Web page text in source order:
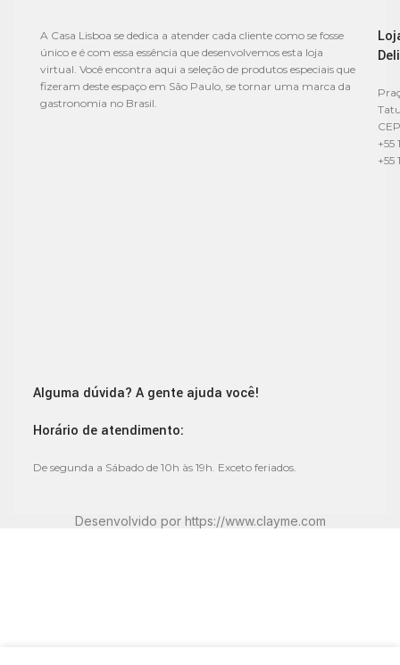
A Casa Lisboa se dedica a atender cada cliente como se fosse
único e é com essa essência que desenvolvemos esta loja
virtual. Você encontra aqui a seleção de produtos especiais que
fizeram deste espaço em São Paulo, se tornar uma marca da
gastronomia no Brasil.
+55
+55
Alguma dúvida? A gente ajuda você!
Horário de atendimento:
De segunda a Sábado de 10h às 19h. Exceto feriados.
Desenvolvido por https://www.clayme.com